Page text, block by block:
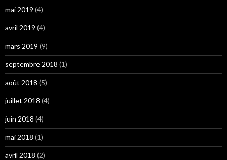
mai 2019 (4)
avril 2019 (4)
mars 2019 (9)
septembre 2018 (1)
août 2018 (5)
juillet 2018 (4)
juin 2018 (4)
mai 2018 (1)
avril 2018 (2)